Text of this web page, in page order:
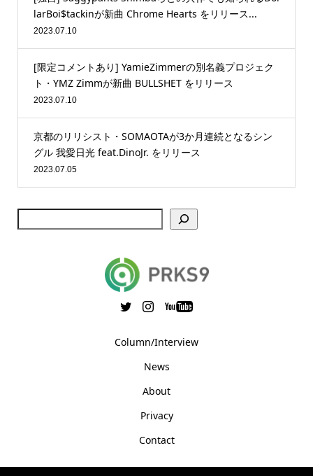
larBoi$tackinが新曲 Chrome Hearts をリリース...
2023.07.10
[限定コメントあり] YamieZimmerの別名義プロジェク
ト・YMZ Zimmが新曲 BULLSHET をリリース
2023.07.10
京都のリリシスト・SOMAOTAが3か月連続となるシン
グル 我愛日光 feat.DinoJr. をリリース
2023.07.05
Column/Interview
News
About
Privacy
Contact